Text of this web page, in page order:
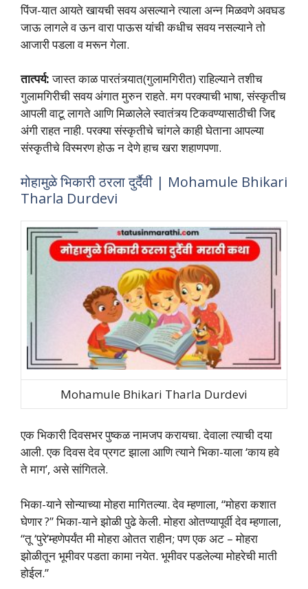
पिंज-यात आयते खायची सवय असल्‍याने त्‍याला अन्न मिळवणे अवघड
जाऊ लागले व ऊन वारा पाऊस यांची कधीच सवय नसल्‍याने तो
आजारी पडला व मरून गेला.
तात्‍पर्य:जास्‍त काळ पारतंत्र्यात(गुलामगिरीत) राहिल्‍याने तशीच
गुलामगिरीची सवय अंगात मुरुन राहते. मग परक्याची भाषा, संस्‍कृतीच
आपली वाटू लागते आणि मिळालेले स्‍वातंत्र्य टिकवण्‍यासाठीची जिद्द
अंगी राहत नाही. परक्‍या संस्‍कृतीचे चांगले काही घेताना आपल्‍या
संस्‍कृतीचे विस्‍मरण होऊ न देणे हाच खरा शहाणपणा.
मोहामुळे भिकारी ठरला दुर्दैवी | Mohamule Bhikari
Tharla Durdevi
Mohamule Bhikari Tharla Durdevi
एक भिकारी दिवसभर पुष्कळ नामजप करायचा. देवाला त्याची दया
आली. एक दिवस देव प्रगट झाला आणि त्याने भिका-याला ‘काय हवे
ते माग’, असे सांगितले.
भिका-याने सोन्याच्या मोहरा मागितल्या. देव म्हणाला, ‘‘मोहरा कशात
घेणार ?’’ भिका-याने झोळी पुढे केली. मोहरा ओतण्यापूर्वी देव म्हणाला,
‘‘तू ‘पुरे’म्हणेपर्यंत मी मोहरा ओतत राहीन; पण एक अट – मोहरा
झोळीतून भूमीवर पडता कामा नयेत. भूमीवर पडलेल्या मोहरेची माती
होईल.’’